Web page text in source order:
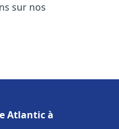
sur nos
Atlantic à